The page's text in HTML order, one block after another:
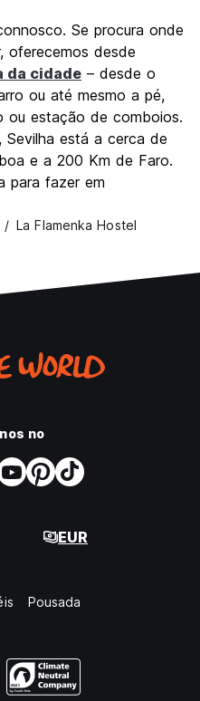
8.4
8.8
Se procura onde
oferecemos desde
da cidade – desde o
ou até mesmo a pé,
estação de comboios.
Sevilha está a cerca de
e a 200 Km de Faro.
para fazer em
La Flamenka Hostel
no
EUR
Pousada